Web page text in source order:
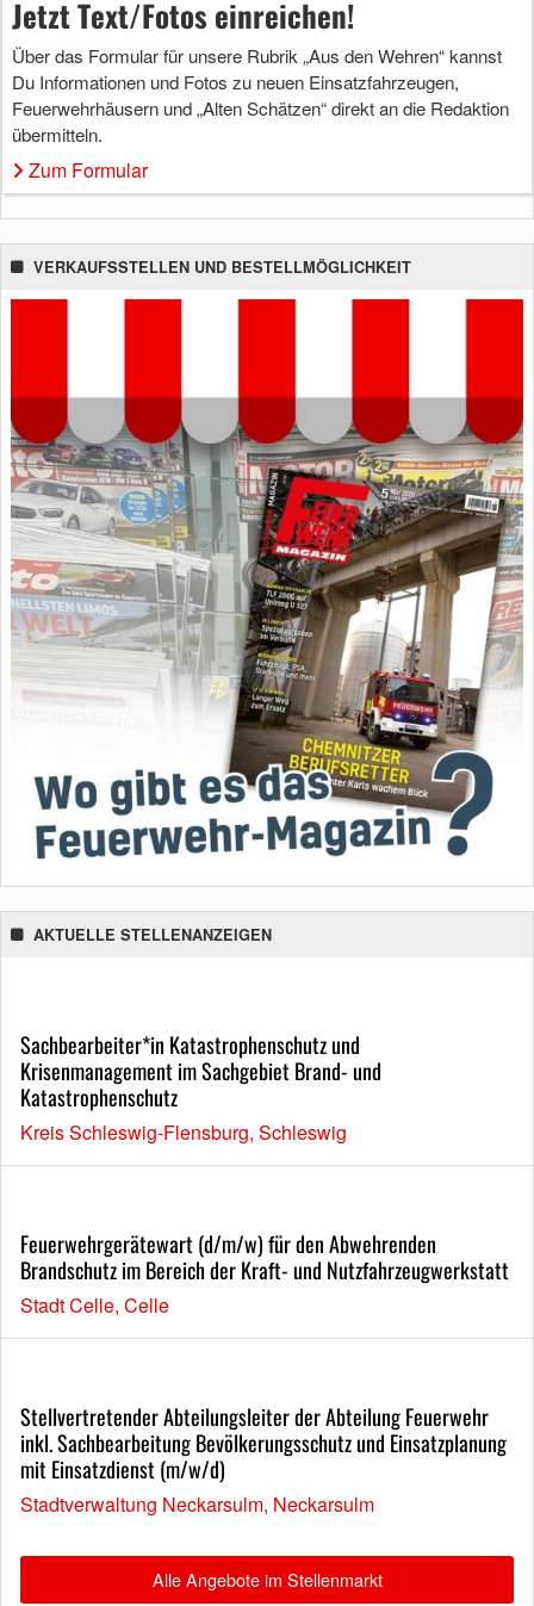
Jetzt Text/Fotos einreichen!
Über das Formular für unsere Rubrik „Aus den Wehren“ kannst
Du Informationen und Fotos zu neuen Einsatzfahrzeugen,
Feuerwehrhäusern und „Alten Schätzen“ direkt an die Redaktion
übermitteln.
Zum Formular
VERKAUFSSTELLEN UND BESTELLMÖGLICHKEIT
AKTUELLE STELLENANZEIGEN
Sachbearbeiter*in Katastrophenschutz und
Krisenmanagement im Sachgebiet Brand- und
Katastrophenschutz
Kreis Schleswig-Flensburg, Schleswig
Feuerwehrgerätewart (d/m/w) für den Abwehrenden
Brandschutz im Bereich der Kraft- und Nutzfahrzeugwerkstatt
Stadt Celle, Celle
Stellvertretender Abteilungsleiter der Abteilung Feuerwehr
inkl. Sachbearbeitung Bevölkerungsschutz und Einsatzplanung
mit Einsatzdienst (m/w/d)
Stadtverwaltung Neckarsulm, Neckarsulm
Alle Angebote im Stellenmarkt